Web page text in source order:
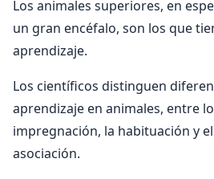
Los animales superiores, en
un gran encéfalo, son los que
aprendizaje.
Los científicos distinguen
aprendizaje en animales, entre
impregnación, la habituación y
asociación.